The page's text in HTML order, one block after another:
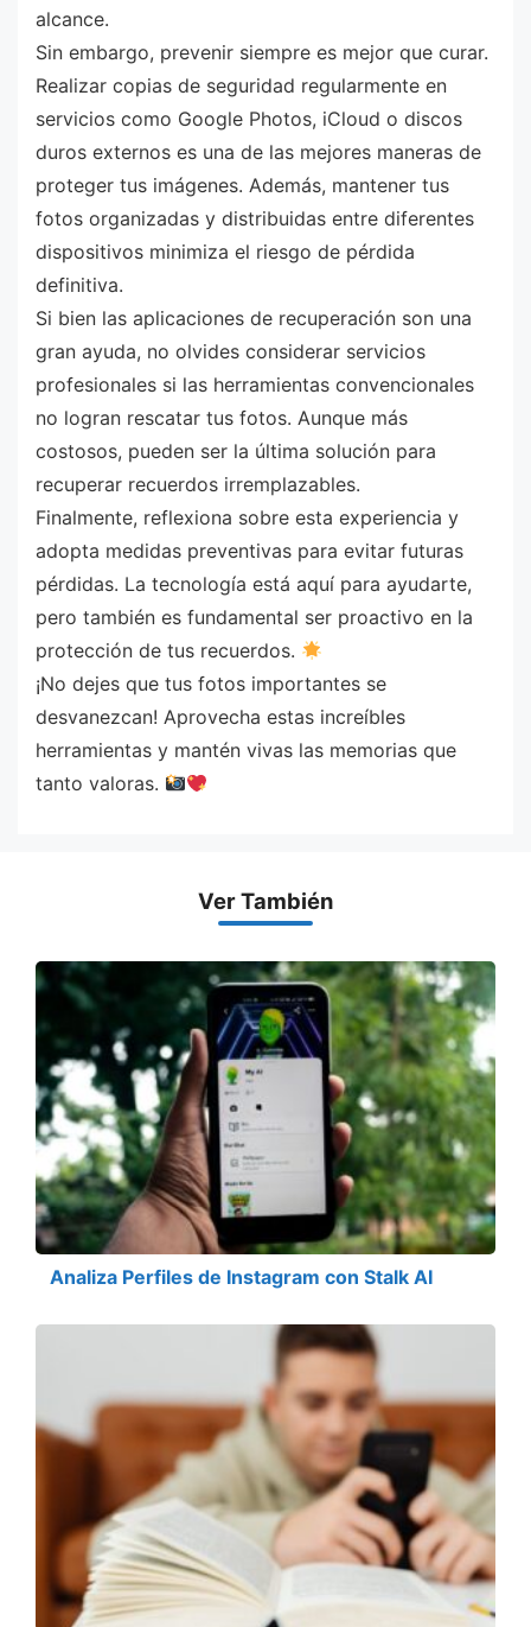
alcance.
Sin embargo, prevenir siempre es mejor que curar.
Realizar copias de seguridad regularmente en
servicios como Google Photos, iCloud o discos
duros externos es una de las mejores maneras de
proteger tus imágenes. Además, mantener tus
fotos organizadas y distribuidas entre diferentes
dispositivos minimiza el riesgo de pérdida
definitiva.
Si bien las aplicaciones de recuperación son una
gran ayuda, no olvides considerar servicios
profesionales si las herramientas convencionales
no logran rescatar tus fotos. Aunque más
costosos, pueden ser la última solución para
recuperar recuerdos irremplazables.
Finalmente, reflexiona sobre esta experiencia y
adopta medidas preventivas para evitar futuras
pérdidas. La tecnología está aquí para ayudarte,
pero también es fundamental ser proactivo en la
protección de tus recuerdos.
¡No dejes que tus fotos importantes se
desvanezcan! Aprovecha estas increíbles
herramientas y mantén vivas las memorias que
tanto valoras.
Ver También
Analiza Perfiles de Instagram con Stalk AI